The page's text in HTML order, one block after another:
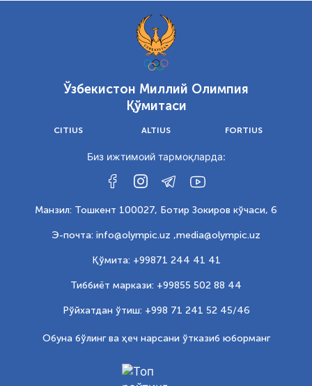
Ўзбекистон Миллий Олимпия
Қўмитаси
CITIUS ALTIUS FORTIUS
Биз ижтимоий тармоқларда:
Манзил: Тошкент 100027, Ботир Зокиров кўчаси, 6
Э-почта: info@olympic.uz ,media@olympic.uz
Қўмита: +99871 244 41 41
Тиббиёт маркази: +99855 502 88 44
Рўйхатдан ўтиш: +998 71 241 52 45/46
Обуна бўлинг ва ҳеч нарсани ўтказиб юборманг